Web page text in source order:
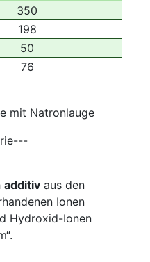
350
198
50
76
mit Natronlauge
additiv aus den
Ionen
Hydroxid-Ionen